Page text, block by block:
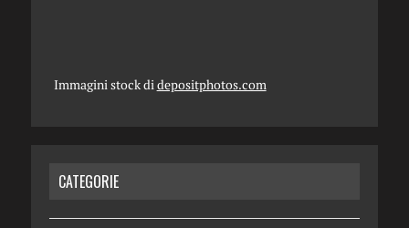
Immagini stock didepositphotos.com
CATEGORIE